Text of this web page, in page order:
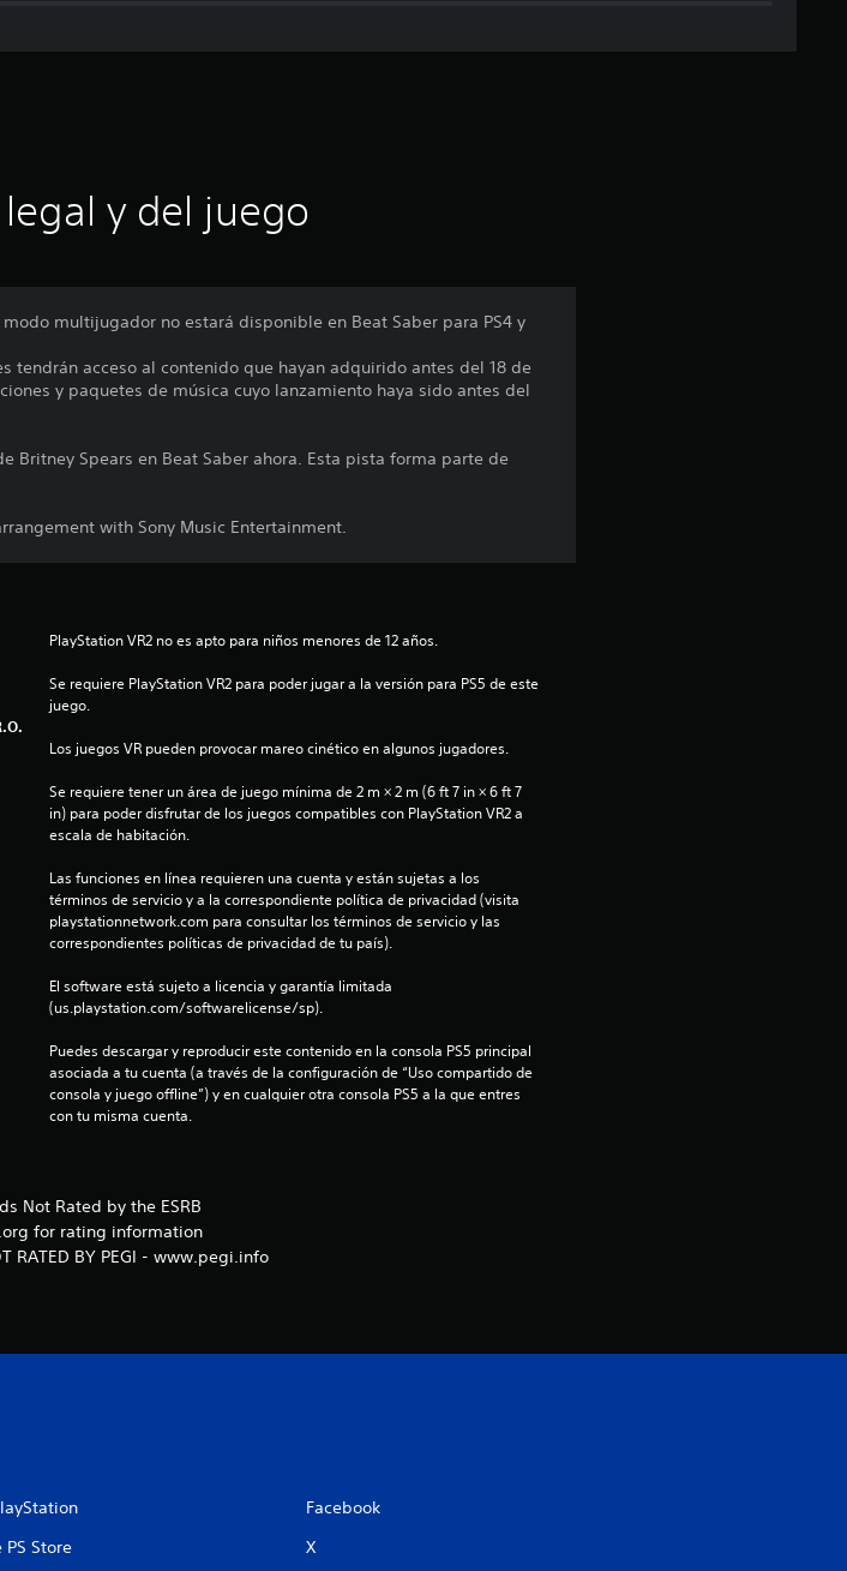
i
y del juego
multijugador no estará disponible en Beat Saber para PS4 y
tendrán acceso al contenido que hayan adquirido antes del 18 de
y paquetes de música cuyo lanzamiento haya sido antes del
Britney Spears en Beat Saber ahora. Esta pista forma parte de
with Sony Music Entertainment.
PlayStation VR2 no es apto para niños menores de 12 años.
Se requiere PlayStation VR2 para poder jugar a la versión para PS5 de este
juego.
Los juegos VR pueden provocar mareo cinético en algunos jugadores.
Se requiere tener un área de juego mínima de 2 m × 2 m (6 ft 7 in × 6 ft 7
in) para poder disfrutar de los juegos compatibles con PlayStation VR2 a
escala de habitación.
Las funciones en línea requieren una cuenta y están sujetas a los
términos de servicio y a la correspondiente política de privacidad (visita
playstationnetwork.com para consultar los términos de servicio y las
correspondientes políticas de privacidad de tu país).
El software está sujeto a licencia y garantía limitada
(us.playstation.com/softwarelicense/sp).
Puedes descargar y reproducir este contenido en la consola PS5 principal
asociada a tu cuenta (a través de la configuración de “Uso compartido de
consola y juego offline”) y en cualquier otra consola PS5 a la que entres
con tu misma cuenta.
Not Rated by the ESRB
for rating information
RATED BY PEGI - www.pegi.info
Store
Facebook
X